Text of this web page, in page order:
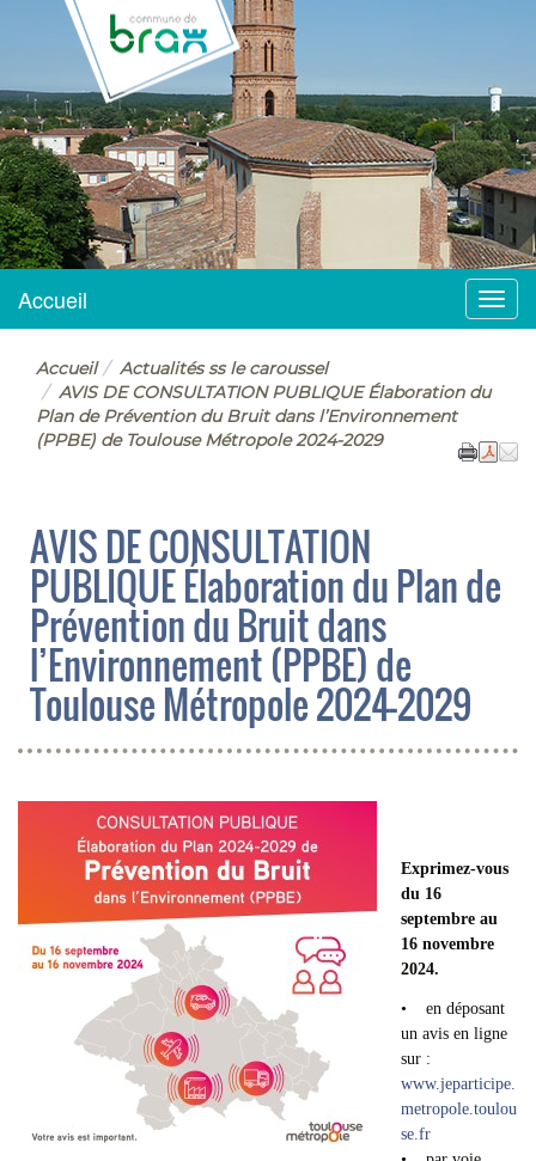
BRAX
Menu
Accueil
Accueil
Actualités ss le caroussel
AVIS DE CONSULTATION PUBLIQUE Élaboration du
Plan de Prévention du Bruit dans l’Environnement
(PPBE) de Toulouse Métropole 2024-2029
AVIS DE CONSULTATION
PUBLIQUE Élaboration du Plan de
Prévention du Bruit dans
l’Environnement (PPBE) de
Toulouse Métropole 2024-2029
Exprimez-vous
du 16
septembre au
16 novembre
2024.
• en déposant
un avis en ligne
sur :
www.jeparticipe.
metropole.toulou
se.fr